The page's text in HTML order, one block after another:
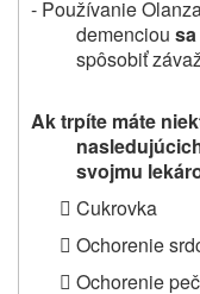
- Používanie
demenciou
spôsobiť
Ak trpíte máte
svojmu
 Cukrovka
 Ochorenie
 Ochorenie